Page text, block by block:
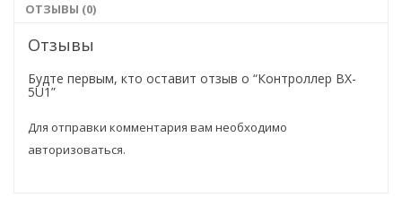
ОТЗЫВЫ (0)
Отзывы
Будте первым, кто оставит отзыв о “Контроллер BX-
5U1”
Для отправки комментария вам необходимо
авторизоваться.